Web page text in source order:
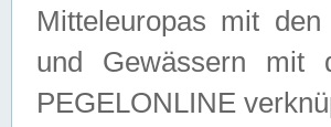
Mitteleuropas mit den
und Gewässern mit
PEGELONLINE